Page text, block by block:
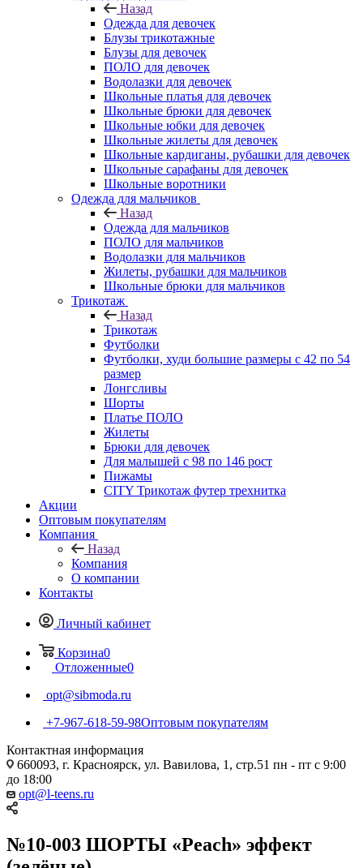
Назад
Одежда для девочек
Блузы трикотажные
Блузы для девочек
ПОЛО для девочек
Водолазки для девочек
Школьные платья для девочек
Школьные брюки для девочек
Школьные юбки для девочек
Школьные жилеты для девочек
Школьные кардиганы, рубашки для девочек
Школьные сарафаны для девочек
Школьные воротники
Одежда для мальчиков
Назад
Одежда для мальчиков
ПОЛО для мальчиков
Водолазки для мальчиков
Жилеты, рубашки для мальчиков
Школьные брюки для мальчиков
Трикотаж
Назад
Трикотаж
Футболки
Футболки, худи большие размеры с 42 по 54
размер
Лонгсливы
Шорты
Платье ПОЛО
Жилеты
Брюки для девочек
Для малышей с 98 по 146 рост
Пижамы
CITY Трикотаж футер трехнитка
Акции
Оптовым покупателям
Компания
Назад
Компания
О компании
Контакты
Личный кабинет
Корзина0
Отложенные0
opt@sibmoda.ru
+7-967-618-59-98Оптовым покупателям
Контактная информация
660093, г. Красноярск, ул. Вавилова, 1, стр.51 пн - пт с 9:00
до 18:00
opt@l-teens.ru
№10-003 ШОРТЫ «Peach» эффект